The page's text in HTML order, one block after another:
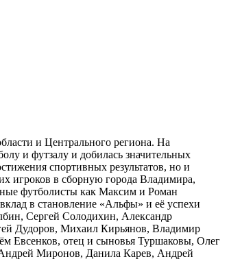
и Центрального региона. На
и футзалу и добилась значительных
спортивных результатов, но и
игроков в сборную города Владимира,
футболисты как Максим и Роман
в становление «Альфы» и её успехи
Сергей Солодихин, Александр
Дудоров, Михаил Кирьянов, Владимир
Евсенков, отец и сыновья Туршаковы, Олег
Миронов, Данила Карев, Андрей